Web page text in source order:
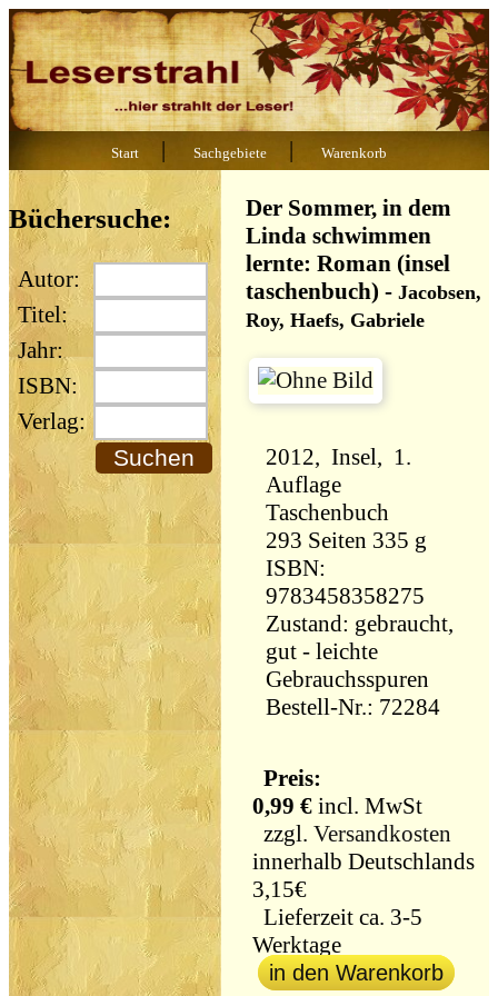
Start | Sachgebiete | Warenkorb
Büchersuche:
Autor:
Titel:
Jahr:
ISBN:
Verlag:
Der Sommer, in dem
Linda schwimmen
lernte: Roman (insel
taschenbuch) -Jacobsen,
Roy, Haefs, Gabriele
2012, Insel, 1.
Auflage
Taschenbuch
293 Seiten 335 g
ISBN:
9783458358275
Zustand: gebraucht,
gut - leichte
Gebrauchsspuren
Bestell-Nr.: 72284
Preis:
0,99 € incl. MwSt
zzgl.Versandkosten
innerhalb Deutschlands
3,15€
Lieferzeit ca. 3-5
Werktage
in den Warenkorb